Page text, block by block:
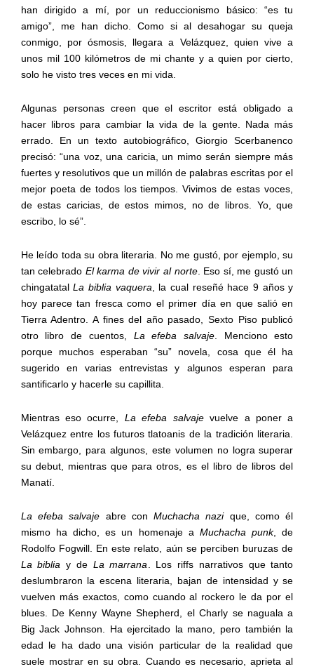
han dirigido a mí, por un reduccionismo básico: “es tu
amigo”, me han dicho. Como si al desahogar su queja
conmigo, por ósmosis, llegara a Velázquez, quien vive a
unos mil 100 kilómetros de mi chante y a quien por cierto,
solo he visto tres veces en mi vida.
Algunas personas creen que el escritor está obligado a
hacer libros para cambiar la vida de la gente. Nada más
errado. En un texto autobiográfico, Giorgio Scerbanenco
precisó: “una voz, una caricia, un mimo serán siempre más
fuertes y resolutivos que un millón de palabras escritas por el
mejor poeta de todos los tiempos. Vivimos de estas voces,
de estas caricias, de estos mimos, no de libros. Yo, que
escribo, lo sé”.
He leído toda su obra literaria. No me gustó, por ejemplo, su
tan celebrado El karma de vivir al norte. Eso sí, me gustó un
chingatatalLa biblia vaquera , la cual reseñé hace 9 años y
hoy parece tan fresca como el primer día en que salió en
Tierra Adentro. A fines del año pasado, Sexto Piso publicó
otro libro de cuentos, La efeba salvaje. Menciono esto
porque muchos esperaban “su” novela, cosa que él ha
sugerido en varias entrevistas y algunos esperan para
santificarlo y hacerle su capillita.
Mientras eso ocurre, La efeba salvajevuelve a poner a
Velázquez entre los futuros tlatoanis de la tradición literaria.
Sin embargo, para algunos, este volumen no logra superar
su debut, mientras que para otros, es el libro de libros del
Manatí.
La efeba salvaje abre conMuchacha nazique, como él
mismo ha dicho, es un homenaje a Muchacha punk, de
Rodolfo Fogwill. En este relato, aún se perciben buruzas de
La biblia y de La marrana . Los riffs narrativos que tanto
deslumbraron la escena literaria, bajan de intensidad y se
vuelven más exactos, como cuando al rockero le da por el
blues. De Kenny Wayne Shepherd, el Charly se naguala a
Big Jack Johnson. Ha ejercitado la mano, pero también la
edad le ha dado una visión particular de la realidad que
suele mostrar en su obra. Cuando es necesario, aprieta al